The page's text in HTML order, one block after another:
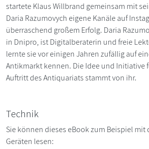
startete Klaus Willbrand gemeinsam mit
Daria Razumovych eigene Kanäle auf
überraschend großem Erfolg. Daria
in Dnipro, ist Digitalberaterin und freie
lernte sie vor einigen Jahren zufällig auf
Antikmarkt kennen. Die Idee und Initiative
Auftritt des Antiquariats stammt von ihr.
Technik
Sie können dieses eBook zum Beispiel mit
Geräten lesen: